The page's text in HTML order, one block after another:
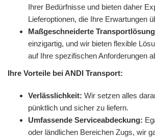
Ihrer Bedürfnisse und bieten daher
Lieferoptionen, die Ihre Erwartungen
Maßgeschneiderte
einzigartig, und wir bieten flexible
auf Ihre spezifischen Anforderungen
Ihre Vorteile bei ANDI Transport:
Verlässlichkeit: Wir setzen alles
pünktlich und sicher zu liefern.
Umfassende Serviceabdeckung:
oder ländlichen Bereichen Zugs, wir